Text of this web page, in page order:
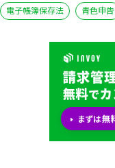
電子帳簿保存法
青色申告